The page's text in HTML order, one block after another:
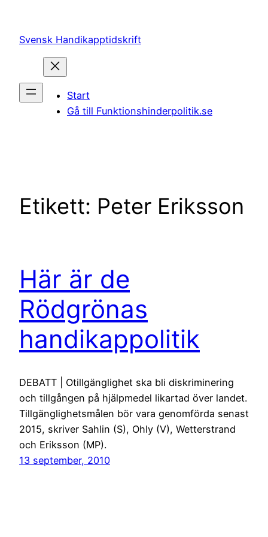
innehåll
Svensk Handikapptidskrift
Start
Gå till Funktionshinderpolitik.se
Etikett: Peter Eriksson
Här är de
Rödgrönas
handikappolitik
DEBATT | Otillgänglighet ska bli diskriminering
och tillgången på hjälpmedel likartad över landet.
Tillgänglighetsmålen bör vara genomförda senast
2015, skriver Sahlin (S), Ohly (V), Wetterstrand
och Eriksson (MP).
13 september, 2010